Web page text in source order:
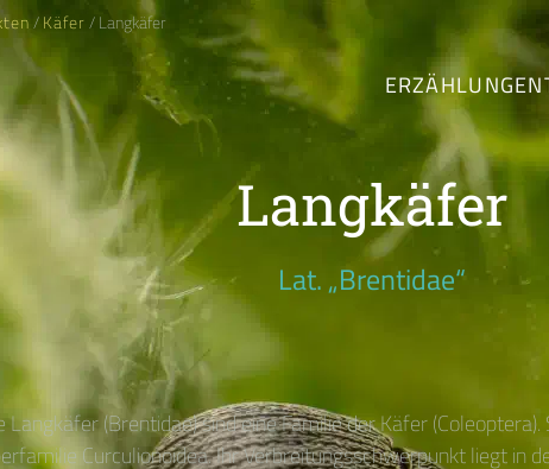
/Käfer/ Langkäfer
ERZÄHLUNGEN
Langkäfer
Lat. „Brentidae“
Langkäfer (Brentidae) sind eine Familie der Käfer
Curculionoidea. Ihr Verbreitungsschwerpunkt liegt in